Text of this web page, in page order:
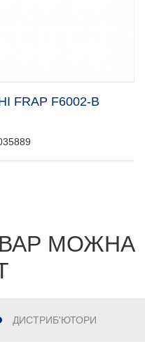
FRAP F6002-B
МОЖНА
ДИСТРИБ'ЮТОРИ